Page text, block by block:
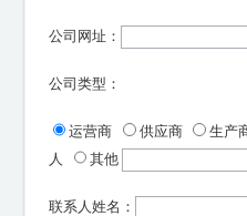
公司网址：
公司类型：
运营商 供应商 生产
人
其他
联系人姓名：